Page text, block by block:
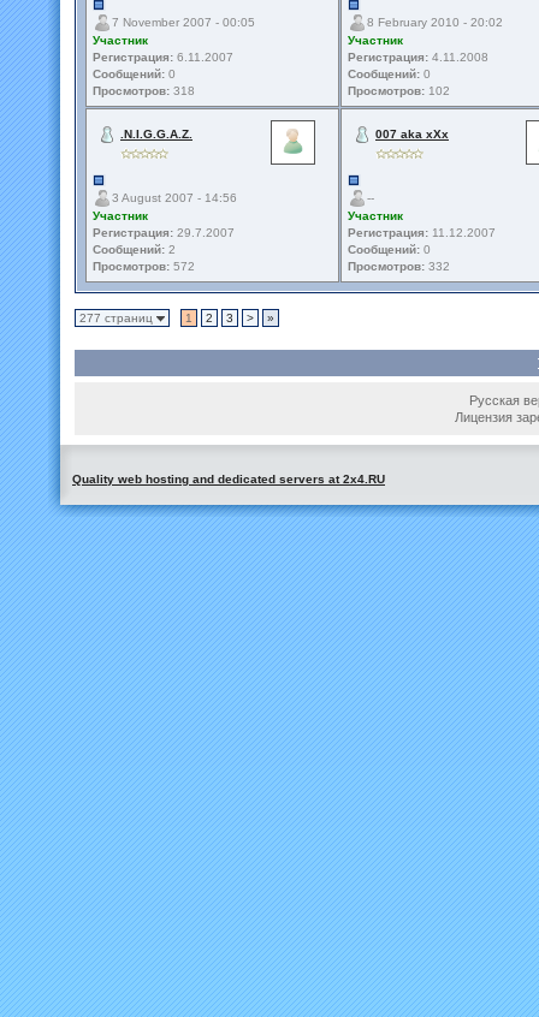
7 November 2007 - 00:05
Участник
Регистрация: 6.11.2007
Сообщений: 0
Просмотров: 318
8 February 2010 - 20:02
Участник
Регистрация: 4.11.2008
Сообщений: 0
Просмотров: 102
.N.I.G.G.A.Z.
3 August 2007 - 14:56
Участник
Регистрация: 29.7.2007
Сообщений: 2
Просмотров: 572
007 aka xXx
--
Участник
Регистрация: 11.12.2007
Сообщений: 0
Просмотров: 332
277 страниц 1 2 3 > »
Русская
Лицензия
Quality web hosting and dedicated servers at 2x4.RU